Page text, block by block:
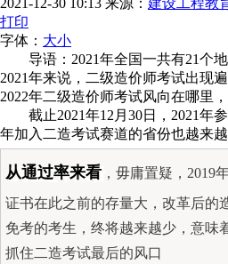
打印
字体： 大小
导语：2021年全国一共有21个
2021年来说，二级造价师考试出现
2022年二级造价师考试风向在哪里
截止2021年12月30日，2021年
年加入二造考试赛道的省份也越来
从通过率来看 ，毋庸置疑，
证书在此之前的存量大，改革后的
免考的考生，终将越来越少，意味
抓住二造考试最后的风口